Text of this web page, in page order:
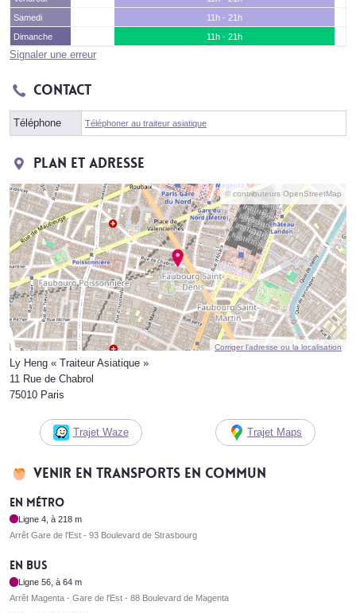
Samedi
11h - 21h
Dimanche
11h - 21h
Signaler une erreur
Contact
Téléphone Téléphoner au traiteur asiatique
Plan et adresse
© contributeurs OpenStreetMap
Corriger l’adresse ou la localisation
Ly Heng « Traiteur Asiatique »
11 Rue de Chabrol
75010 Paris
Trajet Waze Trajet Maps
Venir en transports en commun
En métro
Ligne 4, à 218 m
Arrêt Gare de l'Est - 93 Boulevard de Strasbourg
En bus
Ligne 56, à 64 m
Arrêt Magenta - Gare de l'Est - 88 Boulevard de Magenta